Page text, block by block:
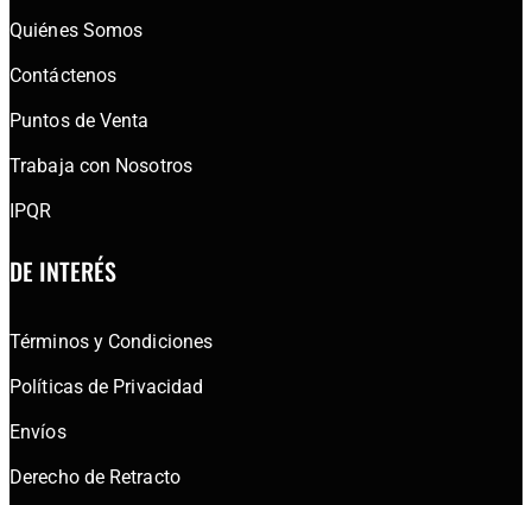
Quiénes Somos
Contáctenos
Puntos de Venta
Trabaja con Nosotros
IPQR
DE INTERÉS
Términos y Condiciones
Políticas de Privacidad
Envíos
Derecho de Retracto